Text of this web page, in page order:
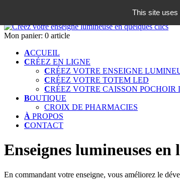
Mon panier: 0 article
ACCUEIL
CRÉEZ EN LIGNE
CRÉEZ VOTRE ENSEIGNE
CRÉEZ VOTRE TOTEM LED
CRÉEZ VOTRE CAISSON POCHOIR
BOUTIQUE
CROIX DE PHARMACIES
À PROPOS
CONTACT
Enseignes lumineuses
En commandant votre enseigne, vous améliorez le
This site uses